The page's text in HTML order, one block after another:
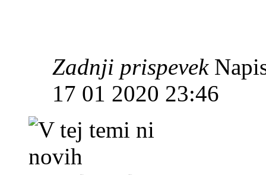
Zadnji prispevek
17 01 2020 23:46